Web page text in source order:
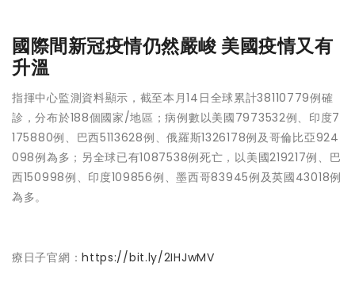
國際間新冠疫情仍然嚴峻 美國疫情又有
升溫
指揮中心監測資料顯示，截至本月14日全球累計38110779例確
診，分布於188個國家/地區；病例數以美國7973532例、印度7
175880例、巴西5113628例、俄羅斯1326178例及哥倫比亞924
098例為多；另全球已有1087538例死亡，以美國219217例、巴
西150998例、印度109856例、墨西哥83945例及英國43018例
為多。
療日子官網：https://bit.ly/2IHJwMV